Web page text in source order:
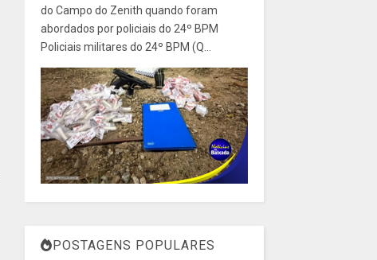
do Campo do Zenith quando foram
abordados por policiais do 24º BPM
Policiais militares do 24º BPM (Q...
POSTAGENS POPULARES